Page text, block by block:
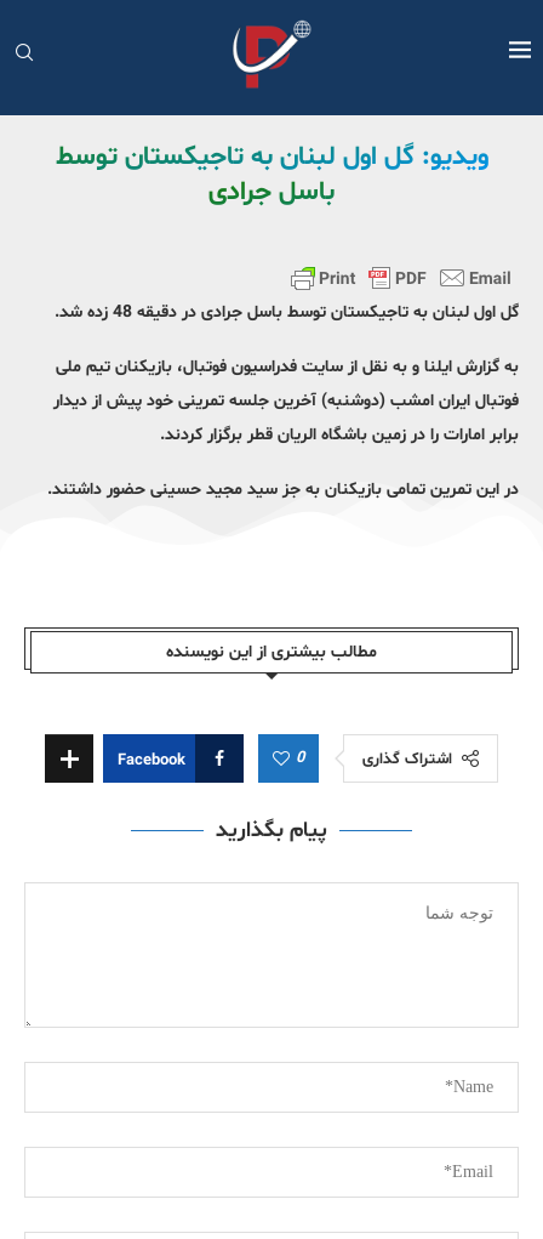
ویدیو: گل اول لبنان به تاجیکستان توسط
باسل جرادی
گل اول لبنان به تاجیکستان توسط باسل جرادی در دقیقه 48 زده شد.
به گزارش ایلنا و به نقل از سایت فدراسیون فوتبال، بازیکنان تیم ملی
فوتبال ایران امشب (دوشنبه) آخرین جلسه تمرینی خود پیش از دیدار
برابر امارات را در زمین باشگاه الریان قطر برگزار کردند.
در این تمرین تمامی بازیکنان به جز سید مجید حسینی حضور داشتند.
مطالب بیشتری از این نویسندە
اشتراک گذاری 0
Facebook
پیام بگذارید